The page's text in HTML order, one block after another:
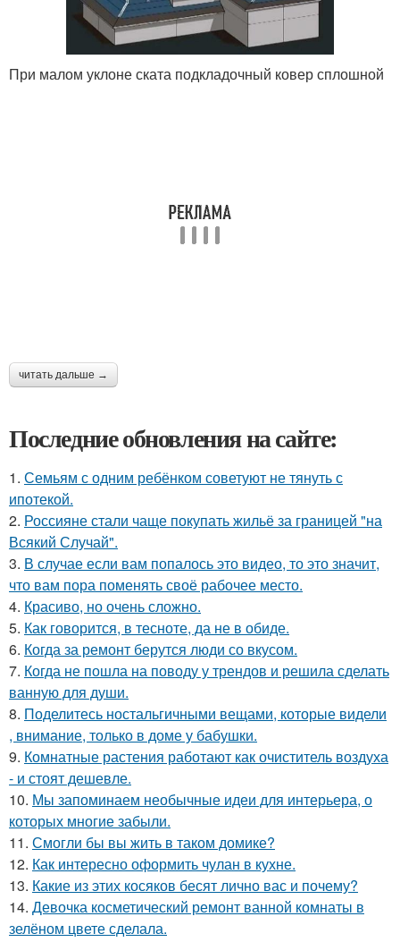
При малом уклоне ската подкладочный ковер сплошной
читать дальше →
Последние обновления на сайте:
1. Семьям с одним ребёнком советуют не тянуть с
ипотекой.
2. Россияне стали чаще покупать жильё за границей "на
Всякий Случай".
3. В случае если вам попалось это видео, то это значит,
что вам пора поменять своё рабочее место.
4. Красиво, но очень сложно.
5. Как говорится, в тесноте, да не в обиде.
6. Когда за ремонт берутся люди со вкусом.
7. Когда не пошла на поводу у трендов и решила сделать
ванную для души.
8. Поделитесь ностальгичными вещами, которые видели
, внимание, только в доме у бабушки.
9. Комнатные растения работают как очиститель воздуха
- и стоят дешевле.
10. Мы запоминаем необычные идеи для интерьера, о
которых многие забыли.
11. Смогли бы вы жить в таком домике?
12. Как интересно оформить чулан в кухне.
13. Какие из этих косяков бесят лично вас и почему?
14. Девочка косметический ремонт ванной комнаты в
зелёном цвете сделала.